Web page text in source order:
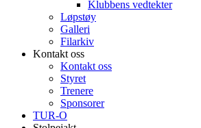
Klubbens vedtekter
Løpstøy
Galleri
Filarkiv
Kontakt oss
Kontakt oss
Styret
Trenere
Sponsorer
TUR-O